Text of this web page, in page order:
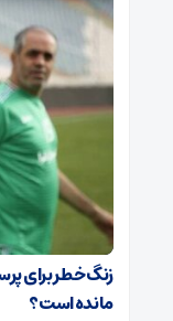
زنگ خطر برای
مانده است؟